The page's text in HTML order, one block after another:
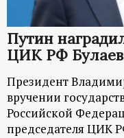
т
а
л
Путин
ЦИК РФ
Президент
вручении
Российской
председателя ЦИК